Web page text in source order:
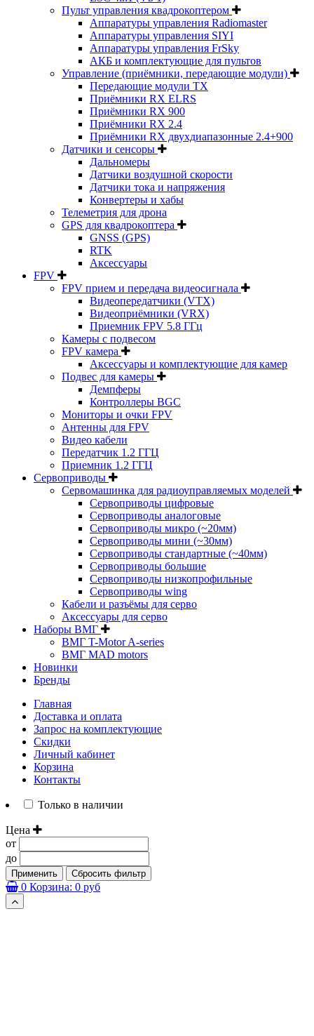
Пульт управления квадрокоптером
Аппаратуры управления Radiomaster
Аппаратуры управления SIYI
Аппаратуры управления FrSky
АКБ и комплектующие для пультов
Управление (приёмники, передающие модули)
Передающие модули TX
Приёмники RX ELRS
Приёмники RX 900
Приёмники RX 2.4
Приёмники RX двухдиапазонные 2.4+900
Датчики и сенсоры
Дальномеры
Датчики воздушной скорости
Датчики тока и напряжения
Конвертеры и хабы
Телеметрия для дрона
GPS для квадрокоптера
GNSS (GPS)
RTK
Аксессуары
FPV
FPV прием и передача видеосигнала
Видеопередатчики (VTX)
Видеоприёмники (VRX)
Приемник FPV 5.8 ГГц
Камеры с подвесом
FPV камера
Аксессуары и комплектующие для камер
Подвес для камеры
Демпферы
Контроллеры BGC
Мониторы и очки FPV
Антенны для FPV
Видео кабели
Передатчик 1.2 ГГЦ
Приемник 1.2 ГГЦ
Сервоприводы
Сервомашинка для радиоуправляемых моделей
Сервоприводы цифровые
Сервоприводы аналоговые
Сервоприводы микро (~20мм)
Сервоприводы мини (~30мм)
Сервоприводы стандартные (~40мм)
Сервоприводы большие
Сервоприводы низкопрофильные
Сервоприводы wing
Кабели и разъёмы для серво
Аксессуары для серво
Наборы ВМГ
ВМГ T-Motor A-series
ВМГ MAD motors
Новинки
Бренды
Главная
Доставка и оплата
Запрос на комплектующие
Скидки
Личный кабинет
Корзина
Контакты
Только в наличии
Цена
от
до
Применить Сбросить фильтр
0 Корзина: 0 руб